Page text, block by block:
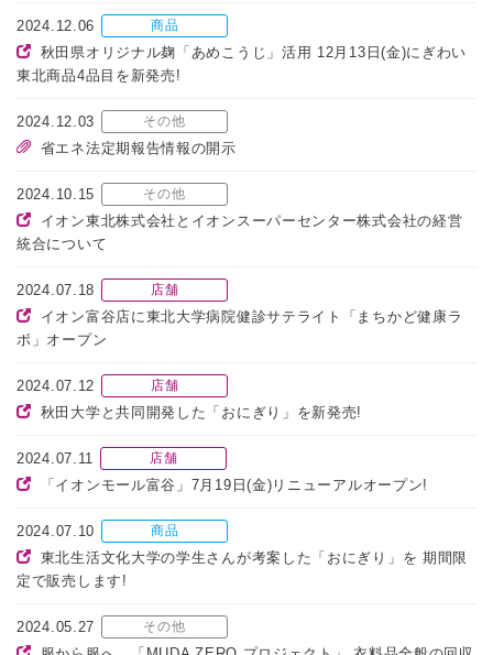
2024.12.06 商品
秋田県オリジナル麹「あめこうじ」活用 12月13日(金)にぎわい
東北商品4品目を新発売!
2024.12.03 その他
省エネ法定期報告情報の開示
2024.10.15 その他
イオン東北株式会社とイオンスーパーセンター株式会社の経営
統合について
2024.07.18 店舗
イオン富谷店に東北大学病院健診サテライト「まちかど健康ラ
ボ」オープン
2024.07.12 店舗
秋田大学と共同開発した「おにぎり」を新発売!
2024.07.11 店舗
「イオンモール富谷」7月19日(金)リニューアルオープン!
2024.07.10 商品
東北生活文化大学の学生さんが考案した「おにぎり」を 期間限
定で販売します!
2024.05.27 その他